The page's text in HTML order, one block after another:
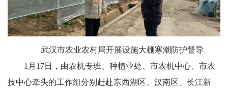
武汉市农业农村局开展设施大棚寒潮防护督导
1月17日，由农机专班、种植业处、市农机中心、市农
技中心牵头的工作组分别赶赴东西湖区、汉南区、长江新